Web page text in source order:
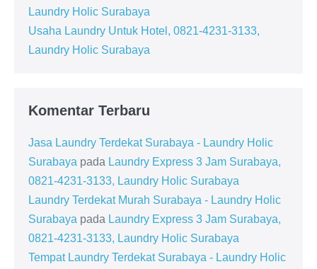
Laundry Holic Surabaya
Usaha Laundry Untuk Hotel, 0821-4231-3133,
Laundry Holic Surabaya
Komentar Terbaru
Jasa Laundry Terdekat Surabaya - Laundry Holic
Surabaya pada Laundry Express 3 Jam Surabaya,
0821-4231-3133, Laundry Holic Surabaya
Laundry Terdekat Murah Surabaya - Laundry Holic
Surabaya pada Laundry Express 3 Jam Surabaya,
0821-4231-3133, Laundry Holic Surabaya
Tempat Laundry Terdekat Surabaya - Laundry Holic